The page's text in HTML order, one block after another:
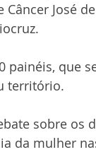
José
painéis, que
território.
sobre os
da mulher